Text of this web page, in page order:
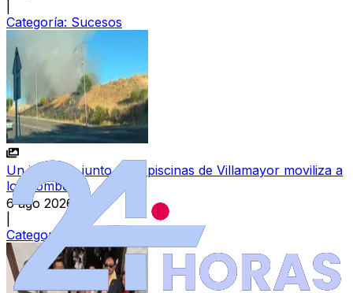
Categoría: Sucesos
Un incendio junto a las piscinas de Villamayor moviliza a
los bomberos
6 ago 2026
Categoría: